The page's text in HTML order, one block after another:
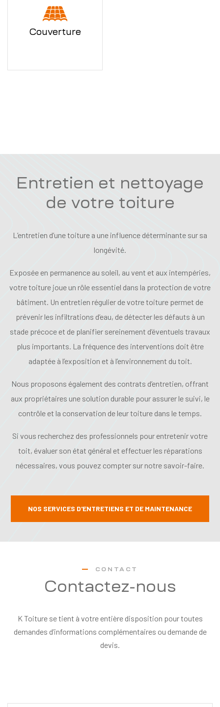
Couverture
Entretien et nettoyage
de votre toiture
L’entretien d’une toiture a une influence déterminante sur sa
longévité.
Exposée en permanence au soleil, au vent et aux intempéries,
votre toiture joue un rôle essentiel dans la protection de votre
bâtiment. Un entretien régulier de votre toiture permet de
prévenir les infiltrations d’eau, de détecter les défauts à un
stade précoce et de planifier sereinement d’éventuels travaux
plus importants. La fréquence des interventions doit être
adaptée à l’exposition et à l’environnement du toit.
Nous proposons également des contrats d’entretien, offrant
aux propriétaires une solution durable pour assurer le suivi, le
contrôle et la conservation de leur toiture dans le temps.
Si vous recherchez des professionnels pour entretenir votre
toit, évaluer son état général et effectuer les réparations
nécessaires, vous pouvez compter sur notre savoir-faire.
NOS SERVICES D'ENTRETIENS ET DE MAINTENANCE
CONTACT
Contactez-nous
K Toiture se tient à votre entière disposition pour toutes
demandes d’informations complémentaires ou demande de
devis.